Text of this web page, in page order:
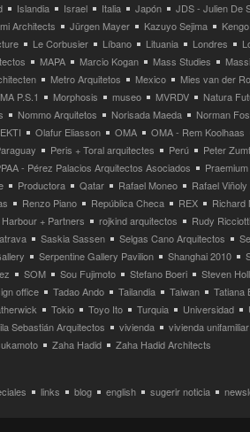
Islandia Israel Italia Japón JDS - Julien De
Architects
Jürgen Mayer Kazuyo Sejima
Le Corbusier Líbano Lituania Londres
MAPA Marcio Kogan Mass Studies
Metro Arquitetos Mexico Mies van der
P.S.1 Morphosis museo MVRDV Natura
Nommo Arquitetos Norisada Maeda Norman
Olafur Eliasson OMA OMA - Rem Koolhaas
Peris + Toral arquitectes Perú Peter
- Pérez Palacios Arquitectos Asociados
Productora Qatar Rafael Moneo Rafael Viñoly
Renzo Piano República Checa REX Richard
+ Partners
rojkind arquitectos Rudy Ricciotti
Saskia Sassen Selgas Cano Arquitectos
Serpentine Gallery Pavilion Shanghai 2010
SOM Sou Fujimoto Stefano Boeri Steven Holl
office
Tadao Ando Tailandia Taiwan Tatiana
Tokio Toyo Ito Turquia Universidad
Sebastián Arquitectos vivienda vivienda unifamiliar
Zaha Hadid Zaha Hadid Architects
links blog english sugerir noticia